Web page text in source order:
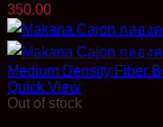
350.00
Quick View
Out of stock